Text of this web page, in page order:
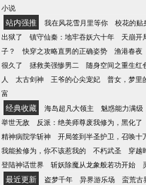
系。很久很久
准备好的玉石
可我偏生看见
着我，带着炽
弃了马重为人
一起走。”世
曲。你准备好
主*病娇复仇第
于4月2日周四
谢谢大家一直
呀！微博：青
小说
站内强推 我在风花雪月里等你 校花的贴
出狱了
镇守仙秦：地牢吞妖六十年 天崩开
子？
快穿之攻略直男的正确姿势 渔港春夜
很久了
拯救美强惨男二 随身空间之重生红
人
太古剑神 王爷的心尖宠妃 普女，梦里
富
经典收藏 海岛超凡大领主 魅惑能力满级
举世无敌
反派：绝美师尊废我修为，黑化了
精神病院学斩神
开局签到半圣护卫，召唤十
我能捡修为，你不该惹我的
不朽武圣 穿越
登陆神话世界
斩妖除魔从龙象般若功开始
最近更新 盗梦千年 异界游乐场 蛮荒古